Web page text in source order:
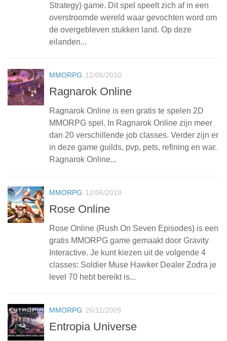
Strategy) game. Dit spel speelt zich af in een
overstroomde wereld waar gevochten word om
de overgebleven stukken land. Op deze
eilanden...
MMORPG 12/06/2010
Ragnarok Online
Ragnarok Online is een gratis te spelen 2D
MMORPG spel. In Ragnarok Online zijn meer
dan 20 verschillende job classes. Verder zijn er
in deze game guilds, pvp, pets, refining en war.
Ragnarok Online...
MMORPG 12/06/2010
Rose Online
Rose Online (Rush On Seven Episodes) is een
gratis MMORPG game gemaakt door Gravity
Interactive. Je kunt kiezen uit de volgende 4
classes: Soldier Muse Hawker Dealer Zodra je
level 70 hebt bereikt is...
MMORPG 26/11/2009
Entropia Universe